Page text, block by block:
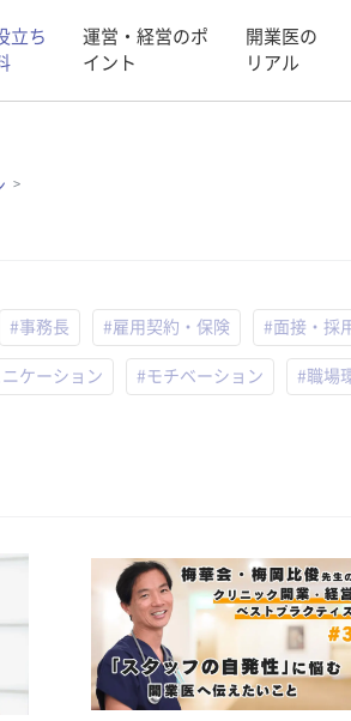
立ち
運営・経営のポ
イント
開業医の
リアル
#事務長 #雇用契約・保険 #面接・採
ケーション #モチベーション #職場